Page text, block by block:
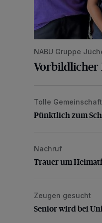
NABU Gruppe
Vorbildlicher
Pünktlich zum
Tolle
Pünktlich zum
Trauer um
Nachruf
Trauer um
Senior wird bei
Zeugen gesucht
Senior wird bei